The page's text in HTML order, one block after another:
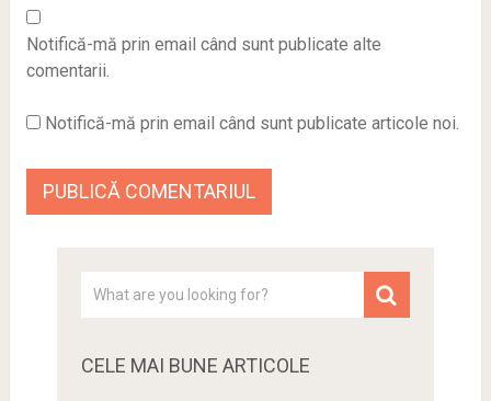
Notifică-mă prin email când sunt publicate alte
comentarii.
Notifică-mă prin email când sunt publicate articole noi.
CELE MAI BUNE ARTICOLE